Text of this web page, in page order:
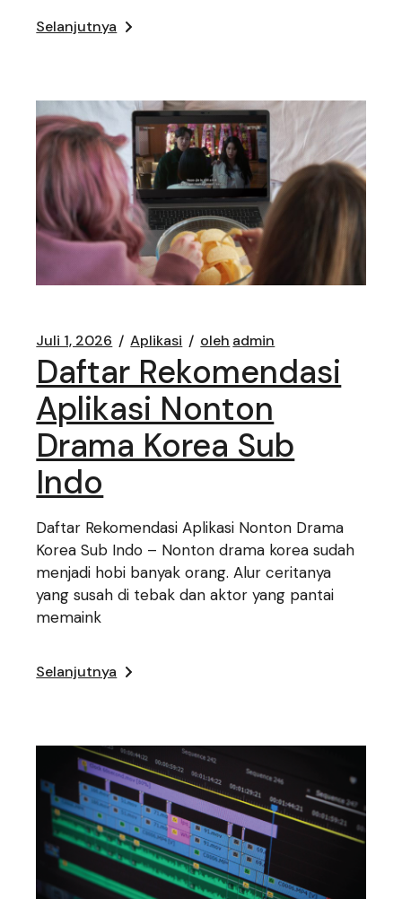
Selanjutnya
Juli 1, 2026 Aplikasi oleh admin
Daftar Rekomendasi
Aplikasi Nonton
Drama Korea Sub
Indo
Daftar Rekomendasi Aplikasi Nonton Drama
Korea Sub Indo – Nonton drama korea sudah
menjadi hobi banyak orang. Alur ceritanya
yang susah di tebak dan aktor yang pantai
memaink
Selanjutnya